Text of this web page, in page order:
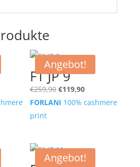
Angebot!
F1 JP 9
€259,90 Ursprünglicher
Preis
€119,90Aktueller
Preis
FORLANI 100% cashmere
print
Angebot!